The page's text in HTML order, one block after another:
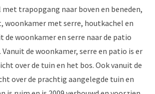
trapopgang naar boven en beneden,
met serre, houtkachel en
de woonkamer en serre naar de patio
de woonkamer, serre en patio is er
over de tuin en het bos. Ook vanuit de
over de prachtig aangelegde tuin en